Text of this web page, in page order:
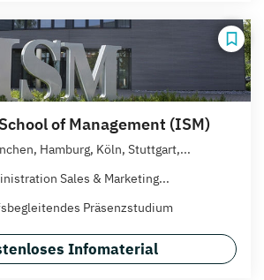
of Management (ISM)
Hamburg, Köln, Stuttgart,...
Sales & Marketing...
Präsenzstudium
Infomaterial